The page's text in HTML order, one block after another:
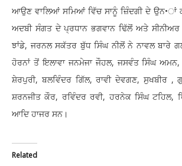
ਆਉਣ ਵਾਲਿਆਂ ਸਮਿਆਂ ਵਿੱਚ ਸਾਨੂੰ ਜ਼ਿੰਦਗੀ ਦੇ ਉਨ•ਾਂ
ਅਦਬੀ ਸੰਗਤ ਦੇ ਪ੍ਰਧਾਨ ਭਗਵਾਨ ਢਿੱਲੋਂ ਅਤੇ ਸੀਨੀਅਰ
ਝਾਂਡੇ,ਜਰਨਲ ਸਕੱਤਰ ਬੁੱਧ ਸਿੰਘ ਨੀਲੋਂ ਨੇ ਨਾਵਲ ਬਾਰੇ
ਹੋਰਨਾਂ ਤੋਂ ਇਲਾਵਾ ਜਨਮੇਜਾ ਜੌਹਲ,ਜਸਵੰਤ ਸਿੰਘ ਅਮਨ
ਸ਼ੇਰਪੁਰੀ,ਬਲਵਿੰਦਰ ਗਿੱਲ,ਰਾਵੀ ਦੇਵਗਣ, ਸੁਖਬੀਰ,
ਸ਼ਰਨਜੀਤ ਕੌਰ, ਰਵਿੰਦਰ ਰਵੀ,ਹਰਨੇਕ ਸਿੰਘ ਟਹਿਲ,
ਆਦਿ ਹਾਜਰ ਸਨ ।
Related